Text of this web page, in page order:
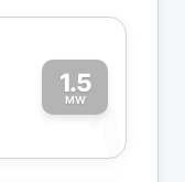
1.5
MW1